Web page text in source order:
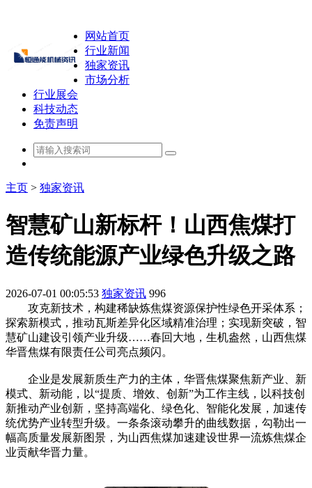
网站首页
行业新闻
独家资讯
市场分析
行业展会
科技动态
免责声明
主页 > 独家资讯
智慧矿山新标杆！山西焦煤打
造传统能源产业绿色升级之路
2026-07-01 00:05:53 独家资讯 996
攻克新技术，构建稀缺炼焦煤资源保护性绿色开采体系；
探索新模式，推动瓦斯差异化区域精准治理；实现新突破，智
慧矿山建设引领产业升级……春回大地，生机盎然，山西焦煤
华晋焦煤有限责任公司亮点频闪。
企业是发展新质生产力的主体，华晋焦煤聚焦新产业、新
模式、新动能，以“提质、增效、创新”为工作主线，以科技创
新推动产业创新，坚持高端化、绿色化、智能化发展，加速传
统优势产业转型升级。一条条滚动攀升的曲线数据，勾勒出一
幅高质量发展新图景，为山西焦煤加速建设世界一流炼焦煤企
业贡献华晋力量。